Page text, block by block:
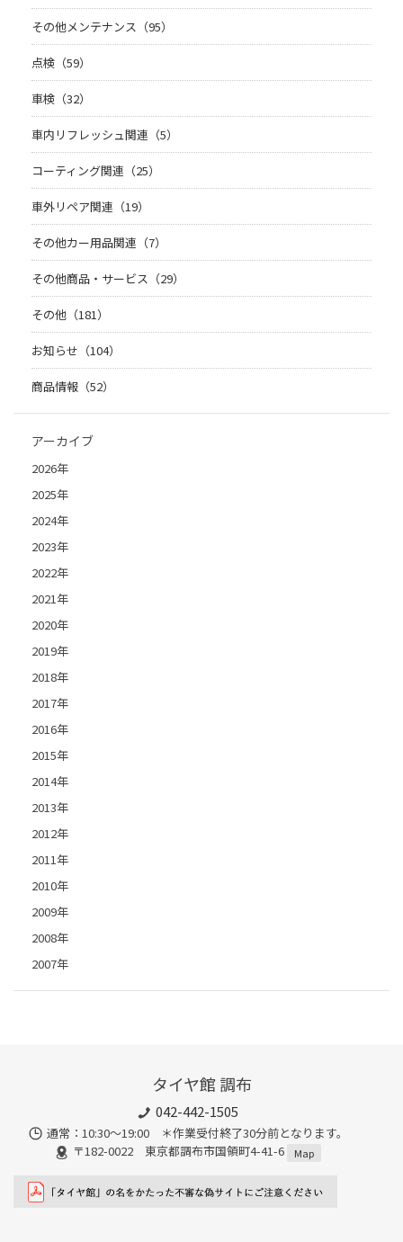
その他メンテナンス（95）
点検（59）
車検（32）
車内リフレッシュ関連（5）
コーティング関連（25）
車外リペア関連（19）
その他カー用品関連（7）
その他商品・サービス（29）
その他（181）
お知らせ（104）
商品情報（52）
アーカイブ
2026年
2025年
2024年
2023年
2022年
2021年
2020年
2019年
2018年
2017年
2016年
2015年
2014年
2013年
2012年
2011年
2010年
2009年
2008年
2007年
タイヤ館 調布
042-442-1505
通常：10:30～19:00 ＊作業受付終了30分前となります。
〒182-0022 東京都調布市国領町4-41-6
Map